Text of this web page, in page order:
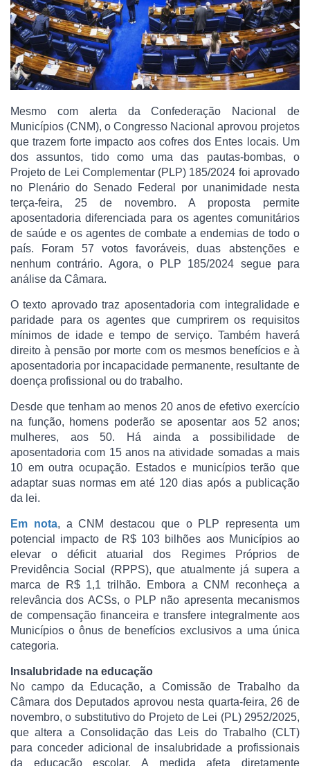
Mesmo com alerta da Confederação Nacional de
Municípios (CNM), o Congresso Nacional aprovou projetos
que trazem forte impacto aos cofres dos Entes locais. Um
dos assuntos, tido como uma das pautas-bombas, o
Projeto de Lei Complementar (PLP) 185/2024 foi aprovado
no Plenário do Senado Federal por unanimidade nesta
terça-feira, 25 de novembro. A proposta permite
aposentadoria diferenciada para os agentes comunitários
de saúde e os agentes de combate a endemias de todo o
país. Foram 57 votos favoráveis, duas abstenções e
nenhum contrário. Agora, o PLP 185/2024 segue para
análise da Câmara.
O texto aprovado traz aposentadoria com integralidade e
paridade para os agentes que cumprirem os requisitos
mínimos de idade e tempo de serviço. Também haverá
direito à pensão por morte com os mesmos benefícios e à
aposentadoria por incapacidade permanente, resultante de
doença profissional ou do trabalho.
Desde que tenham ao menos 20 anos de efetivo exercício
na função, homens poderão se aposentar aos 52 anos;
mulheres, aos 50. Há ainda a possibilidade de
aposentadoria com 15 anos na atividade somadas a mais
10 em outra ocupação. Estados e municípios terão que
adaptar suas normas em até 120 dias após a publicação
da lei.
Em nota, a CNM destacou que o PLP representa um
potencial impacto de R$ 103 bilhões aos Municípios ao
elevar o déficit atuarial dos Regimes Próprios de
Previdência Social (RPPS), que atualmente já supera a
marca de R$ 1,1 trilhão. Embora a CNM reconheça a
relevância dos ACSs, o PLP não apresenta mecanismos
de compensação financeira e transfere integralmente aos
Municípios o ônus de benefícios exclusivos a uma única
categoria.
Insalubridade na educação
No campo da Educação, a Comissão de Trabalho da
Câmara dos Deputados aprovou nesta quarta-feira, 26 de
novembro, o substitutivo do Projeto de Lei (PL) 2952/2025,
que altera a Consolidação das Leis do Trabalho (CLT)
para conceder adicional de insalubridade a profissionais
da educação escolar. A medida afeta diretamente